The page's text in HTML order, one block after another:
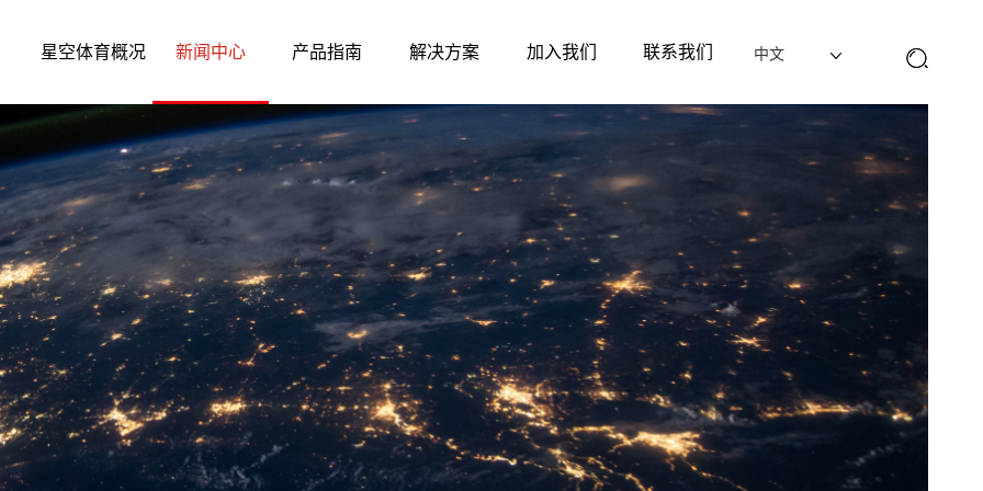
中文
星空体育概况 新闻中心 产品指南 解决方案 加入我们 联系我们